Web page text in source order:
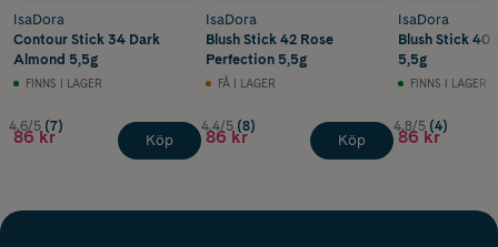
IsaDora
Contour Stick 34 Dark
Almond 5,5g
FINNS I LAGER
4.6/5 (7)
86 kr Köp
IsaDora
Blush Stick 42 Rose
Perfection 5,5g
FÅ I LAGER
4.4/5 (8)
86 kr Köp
IsaDora
Blush Stick 40
5,5g
FINNS I LAGER
4.8/5 (4)
86 kr